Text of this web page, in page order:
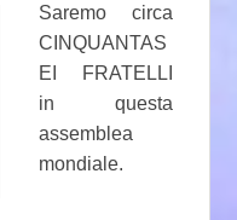
Saremo circa
CINQUANTAS
EI FRATELLI
in questa
assemblea
mondiale.